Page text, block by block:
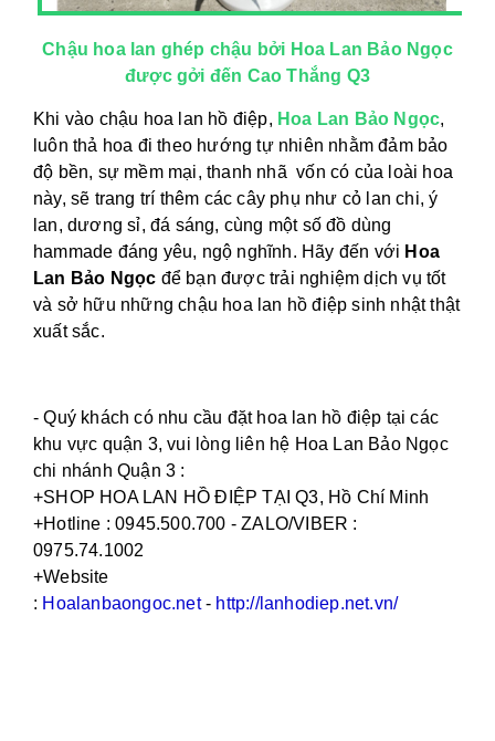
Chậu hoa lan ghép chậu bởi Hoa Lan Bảo Ngọc
được gởi đến Cao Thắng Q3
Khi vào chậu hoa lan hồ điệp, Hoa Lan Bảo Ngọc,
luôn thả hoa đi theo hướng tự nhiên nhằm đảm bảo
độ bền, sự mềm mại, thanh nhã vốn có của loài hoa
này, sẽ trang trí thêm các cây phụ như cỏ lan chi, ý
lan, dương sỉ, đá sáng, cùng một số đồ dùng
hammade đáng yêu, ngộ nghĩnh. Hãy đến với Hoa
Lan Bảo Ngọc để bạn được trải nghiệm dịch vụ tốt
và sở hữu những chậu hoa lan hồ điệp sinh nhật thật
xuất sắc.
- Quý khách có nhu cầu đặt hoa lan hồ điệp tại các
khu vực quận 3, vui lòng liên hệ Hoa Lan Bảo Ngọc
chi nhánh Quận 3 :
+SHOP HOA LAN HỒ ĐIỆP TẠI Q3, Hồ Chí Minh
+Hotline : 0945.500.700 - ZALO/VIBER :
0975.74.1002
+Website
: Hoalanbaongoc.net - http://lanhodiep.net.vn/